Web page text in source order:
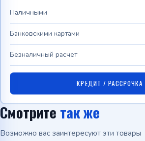
Наличными
Банковскими картами
Безналичный расчет
КРЕДИТ / РАССРОЧКА
Смотрите так же
Возможно вас заинтересуют эти товары